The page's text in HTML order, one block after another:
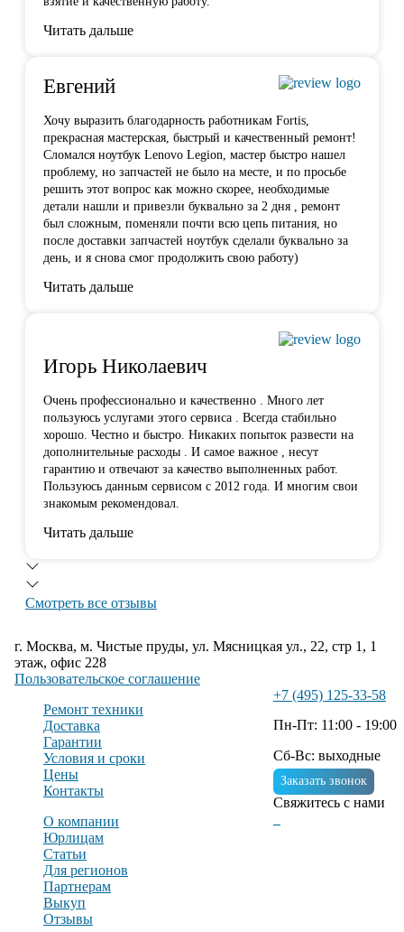
Читать дальше
Евгений
Хочу выразить благодарность работникам Fortis,
прекрасная мастерская, быстрый и качественный ремонт!
Сломался ноутбук Lenovo Legion, мастер быстро нашел
проблему, но запчастей не было на месте, и по просьбе
решить этот вопрос как можно скорее, необходимые
детали нашли и привезли буквально за 2 дня , ремонт
был сложным, поменяли почти всю цепь питания, но
после доставки запчастей ноутбук сделали буквально за
день, и я снова смог продолжить свою работу)
Читать дальше
Игорь Николаевич
Очень профессионально и качественно . Много лет
пользуюсь услугами этого сервиса . Всегда стабильно
хорошо. Честно и быстро. Никаких попыток развести на
дополнительные расходы . И самое важное , несут
гарантию и отвечают за качество выполненных работ.
Пользуюсь данным сервисом с 2012 года. И многим свои
знакомым рекомендовал.
Читать дальше
Смотреть все отзывы
г. Москва, м. Чистые пруды, ул. Мясницкая ул., 22, стр 1, 1
этаж, офис 228
Пользовательское соглашение
Ремонт техники
Доставка
Гарантии
Условия и сроки
Цены
Контакты
О компании
Юрлицам
Статьи
Для регионов
Партнерам
Выкуп
Отзывы
+7 (495) 125-33-58
Пн-Пт: 11:00 - 19:00
Сб-Вс: выходные
Заказать звонок
Свяжитесь с нами